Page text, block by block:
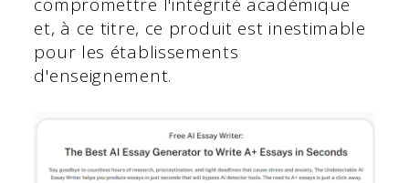
et, à ce titre, ce produit est inestimable
pour les établissements
d'enseignement.